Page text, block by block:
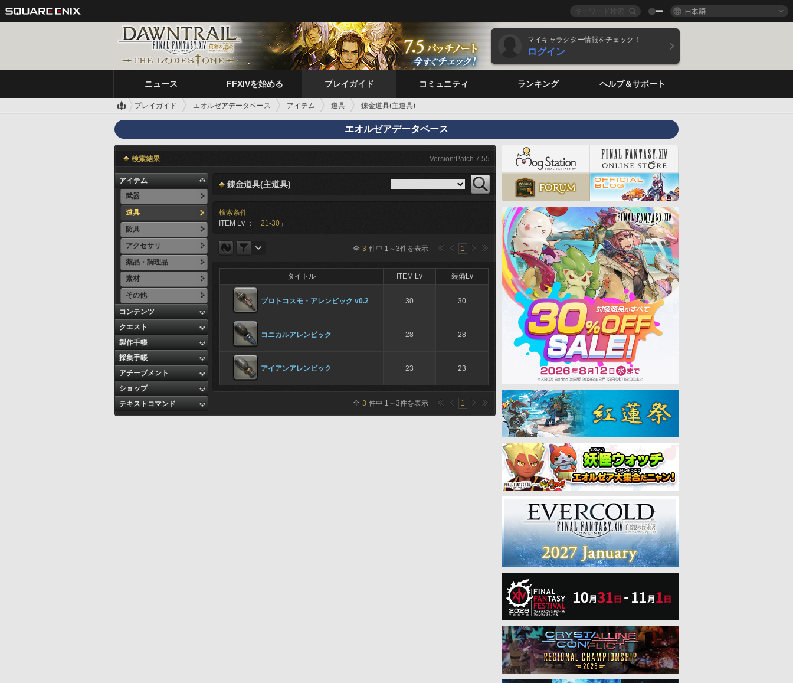
日本語
マイキャラクター情報をチェック！
ログイン
ニュース FFXIVを始める プレイガイド コミュニティ ランキング ヘルプ＆サポート
プレイガイド エオルゼアデータベース アイテム 道具 錬金道具(主道具)
エオルゼアデータベース
検索結果 Version:Patch 7.55
アイテム
武器
道具
防具
アクセサリ
薬品・調理品
素材
その他
コンテンツ
クエスト
製作手帳
採集手帳
アチーブメント
ショップ
テキストコマンド
錬金道具(主道具)
検索条件
ITEM Lv ：「 21-30 」
全 3 件中 1 ～3件を表示 1
タイトル ITEM Lv 装備Lv
プロトコスモ・アレンビック v0.2 30 30
コニカルアレンビック 28 28
アイアンアレンビック 23 23
全 3 件中 1 ～3件を表示 1